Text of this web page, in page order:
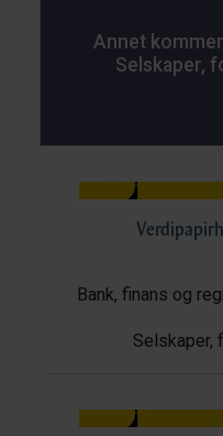
Annet
Selskaper,
Bank, finans og
Selskaper,